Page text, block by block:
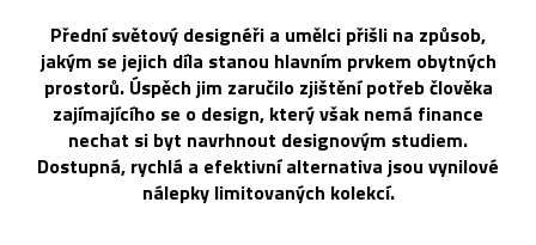
Přední světový designéři a umělci přišli na způsob,
jakým se jejich díla stanou hlavním prvkem obytných
prostorů. Úspěch jim zaručilo zjištění potřeb člověka
zajímajícího se o design, který však nemá finance
nechat si byt navrhnout designovým studiem.
Dostupná, rychlá a efektivní alternativa jsou vynilové
nálepky limitovaných kolekcí.